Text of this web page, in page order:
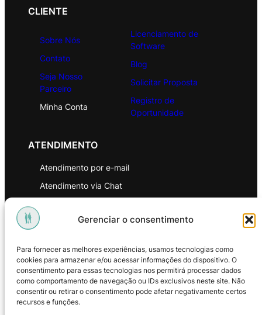
Gerenciar o consentimento
Para fornecer as melhores experiências, usamos tecnologias como
cookies para armazenar e/ou acessar informações do dispositivo. O
consentimento para essas tecnologias nos permitirá processar dados
como comportamento de navegação ou IDs exclusivos neste site. Não
consentir ou retirar o consentimento pode afetar negativamente certos
recursos e funções.
CLIENTE
Sobre Nós
Contato
Seja Nosso
Parceiro
Minha Conta
Licenciamento de
Software
Blog
Solicitar Proposta
Registro de
Oportunidade
ATENDIMENTO
Atendimento por e-mail
Atendimento via Chat
Política de Privacidade
Política de Troca e Devoluções
Política de Reembolso